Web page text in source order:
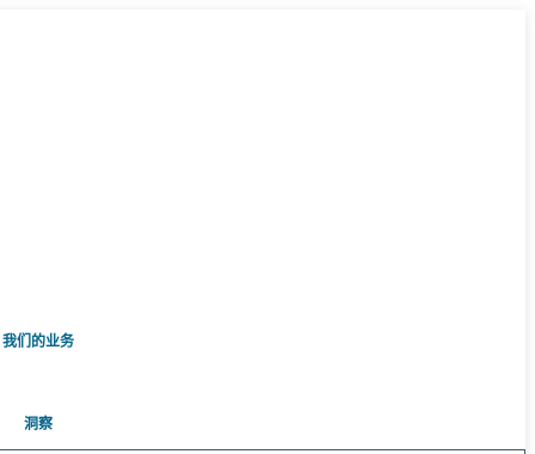
我们的业务
洞察